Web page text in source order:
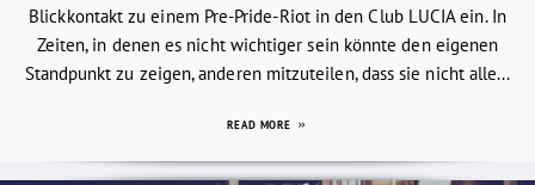
Blickkontakt zu einem Pre-Pride-Riot in den Club LUCIA ein. In
Zeiten, in denen es nicht wichtiger sein könnte den eigenen
Standpunkt zu zeigen, anderen mitzuteilen, dass sie nicht alle...
READ MORE